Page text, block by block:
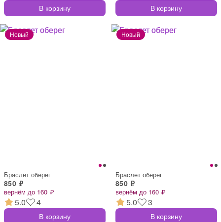
В корзину В корзину
Браслет оберег
850 ₽
вернём до 160 ₽
5.0 4
В корзину
Браслет оберег
850 ₽
вернём до 160 ₽
5.0 3
В корзину